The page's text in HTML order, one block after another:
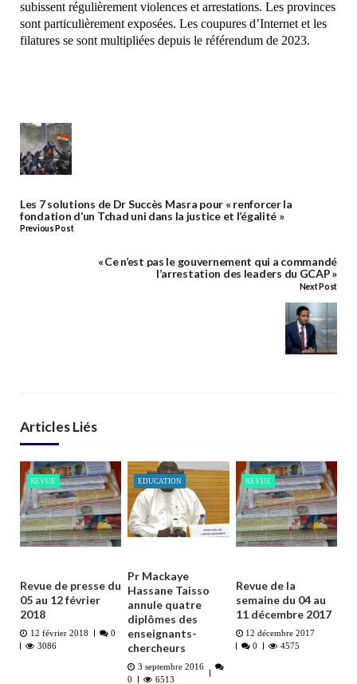
subissent régulièrement violences et arrestations. Les provinces
sont particulièrement exposées. Les coupures d’Internet et les
filatures se sont multipliées depuis le référendum de 2023.
Les 7 solutions de Dr Succès Masra pour « renforcer la
fondation d’un Tchad uni dans la justice et l’égalité »
Previous Post
« Ce n’est pas le gouvernement qui a commandé
l’arrestation des leaders du GCAP »
Next Post
Articles Liés
REVUE
Revue de presse du
05 au 12 février
2018
12 février 2018
0
3086
EDUCATION
Pr Mackaye
Hassane Taisso
annule quatre
diplômes des
enseignants-
chercheurs
3 septembre 2016
0
6513
REVUE
Revue de la
semaine du 04 au
11 décembre 2017
12 décembre 2017
0
4575